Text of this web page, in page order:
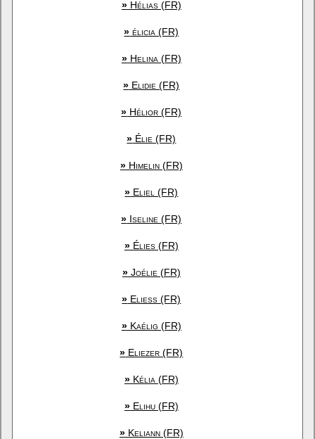
»Hélias (FR)
» élicia (FR)
»Helina (FR)
» Elidie (FR)
» Hélior (FR)
» Élie (FR)
»Himelin (FR)
» Eliel (FR)
» Iseline (FR)
»Élies (FR)
»Joélie (FR)
» Eliess (FR)
»Kaélig (FR)
» Eliezer (FR)
»Kélia (FR)
»Elihu (FR)
»Keliann (FR)